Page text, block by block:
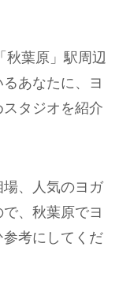
秋葉原」駅周辺
あなたに、ヨ
タジオを紹介
、人気のヨガ
、秋葉原でヨ
考にしてくだ